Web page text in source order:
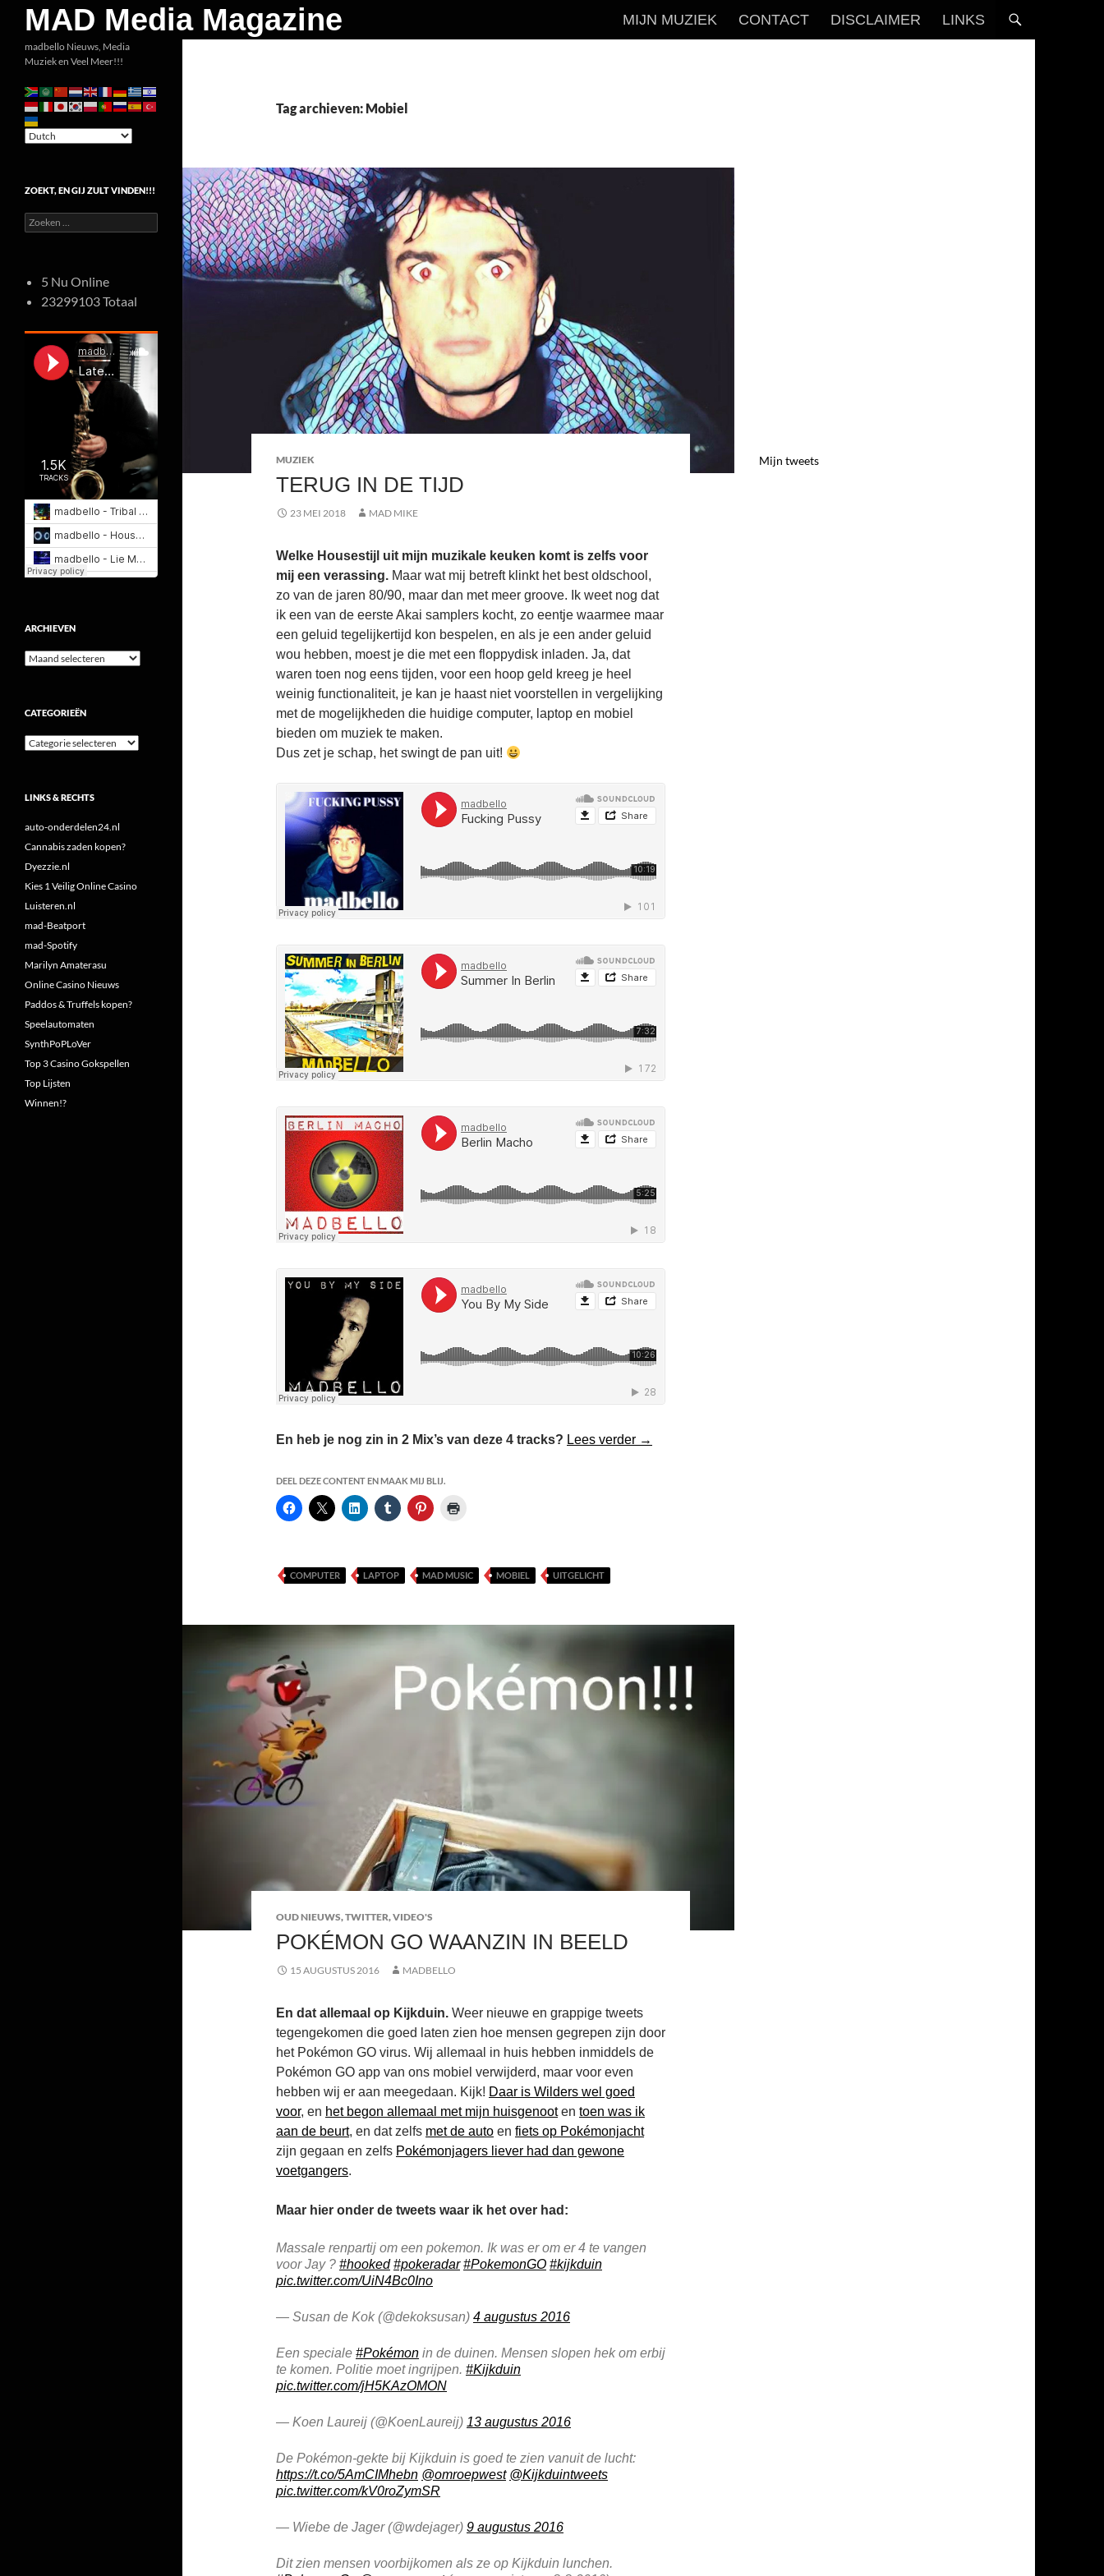
inhoud
MAD Media Magazine
Zoeken
MIJN MUZIEK CONTACT DISCLAIMER LINKS
Tag archieven: Mobiel
MUZIEK
TERUG IN DE TIJD
23 MEI 2018 MAD MIKE
Welke Housestijl uit mijn muzikale keuken komt is zelfs voor
mij een verassing. Maar wat mij betreft klinkt het best oldschool,
zo van de jaren 80/90, maar dan met meer groove. Ik weet nog dat
ik een van de eerste Akai samplers kocht, zo eentje waarmee maar
een geluid tegelijkertijd kon bespelen, en als je een ander geluid
wou hebben, moest je die met een floppydisk inladen. Ja, dat
waren toen nog eens tijden, voor een hoop geld kreeg je heel
weinig functionaliteit, je kan je haast niet voorstellen in vergelijking
met de mogelijkheden die huidige computer, laptop en mobiel
bieden om muziek te maken.
Dus zet je schap, het swingt de pan uit!
En heb je nog zin in 2 Mix’s van deze 4 tracks? Lees verder Terug in de Tijd
→
DEEL DEZE CONTENT EN MAAK MIJ BLIJ.
COMPUTER LAPTOP MAD MUSIC MOBIEL UITGELICHT
OUD NIEUWS,TWITTER,VIDEO'S
POKÉMON GO WAANZIN IN BEELD
15 AUGUSTUS 2016 MADBELLO
En dat allemaal op Kijkduin. Weer nieuwe en grappige tweets
tegengekomen die goed laten zien hoe mensen gegrepen zijn door
het Pokémon GO virus. Wij allemaal in huis hebben inmiddels de
Pokémon GO app van ons mobiel verwijderd, maar voor even
hebben wij er aan meegedaan. Kijk! Daar is Wilders wel goed
voor, en het begon allemaal met mijn huisgenooten toen was ik
aan de beurt, en dat zelfs met de auto en fiets op Pokémonjacht
zijn gegaan en zelfs Pokémonjagers liever had dan gewone
voetgangers.
Maar hier onder de tweets waar ik het over had:
Massale renpartij om een pokemon. Ik was er om er 4 te vangen
voor Jay ? #hooked #pokeradar #PokemonGO #kijkduin
pic.twitter.com/UiN4Bc0Ino
— Susan de Kok (@dekoksusan) 4 augustus 2016
Een speciale #Pokémon in de duinen. Mensen slopen hek om erbij
te komen. Politie moet ingrijpen. #Kijkduin
pic.twitter.com/jH5KAzOMON
— Koen Laureij (@KoenLaureij) 13 augustus 2016
De Pokémon-gekte bij Kijkduin is goed te zien vanuit de lucht:
https://t.co/5AmCIMhebn @omroepwest @Kijkduintweets
pic.twitter.com/kV0roZymSR
— Wiebe de Jager (@wdejager) 9 augustus 2016
Dit zien mensen voorbijkomen als ze op Kijkduin lunchen.
Mijn tweets
madbello Nieuws, Media
Muziek en Veel Meer!!!
ZOEKT, EN GIJ ZULT VINDEN!!!
Zoeken
naar:
5 Nu Online
23299103 Totaal
ARCHIEVEN
Archieven
CATEGORIEËN
Categorieën
LINKS & RECHTS
auto-onderdelen24.nl
Cannabis zaden kopen?
Dyezzie.nl
Kies 1 Veilig Online Casino
Luisteren.nl
mad-Beatport
mad-Spotify
Marilyn Amaterasu
Online Casino Nieuws
Paddos & Truffels kopen?
Speelautomaten
SynthPoPLoVer
Top 3 Casino Gokspellen
Top Lijsten
Winnen!?